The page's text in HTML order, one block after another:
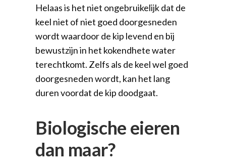
Helaas is het niet ongebruikelijk dat de
keel niet of niet goed doorgesneden
wordt waardoor de kip levend en bij
bewustzijn in het kokendhete water
terechtkomt. Zelfs als de keel wel goed
doorgesneden wordt, kan het lang
duren voordat de kip doodgaat.
Biologische eieren
dan maar?